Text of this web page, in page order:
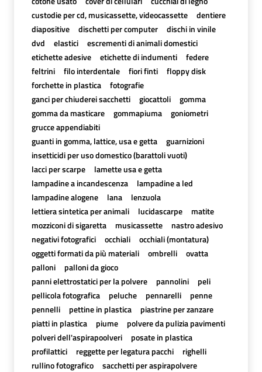
custodie per cd, musicassette, videocassette
dentiere
diapositive
dischetti per computer
dischi in vinile
dvd
elastici
escrementi di animali domestici
etichette adesive
etichette di indumenti
federe
feltrini
filo interdentale fiori finti
floppy disk
forchette in plastica
fotografie
ganci per chiuderei sacchetti
giocattoli
gomma
gomma da masticare
gommapiuma
goniometri
grucce appendiabiti
guanti in gomma, lattice, usa e getta
guarnizioni
insetticidi per uso domestico (barattoli vuoti)
lacci per scarpe
lamette usa e getta
lampadine a incandescenza
lampadine a led
lampadine alogene
lana
lenzuola
lettiera sintetica per animali
lucidascarpe
matite
mozziconi di sigaretta
musicassette
nastro adesivo
negativi fotografici
occhiali
occhiali (montatura)
oggetti formati da più materiali
ombrelli
ovatta
palloni
palloni da gioco
panni elettrostatici per la polvere
pannolini
peli
pellicola fotografica
peluche pennarelli
penne
pennelli
pettine in plastica
piastrine per zanzare
piatti in plastica
piume
polvere da pulizia pavimenti
polveri dell'aspirapoolveri
posate in plastica
profilattici
reggette per legatura pacchi
righelli
rullino fotografico
sacchetti per aspirapolvere